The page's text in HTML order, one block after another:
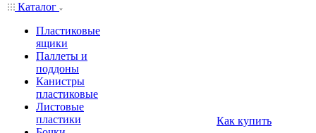
Каталог
Пластиковые
ящики
Паллеты и
поддоны
Канистры
пластиковые
Листовые
пластики
Как купить